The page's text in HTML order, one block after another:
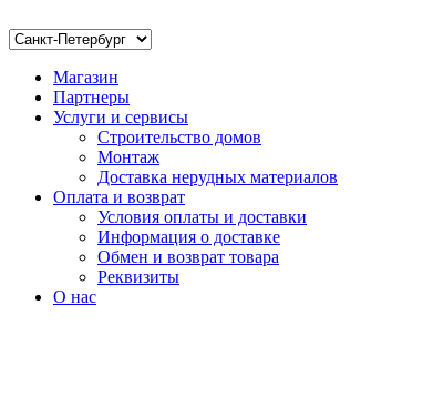
Магазин
Партнеры
Услуги и сервисы
Строительство домов
Монтаж
Доставка нерудных материалов
Оплата и возврат
Условия оплаты и доставки
Информация о доставке
Обмен и возврат товара
Реквизиты
О нас